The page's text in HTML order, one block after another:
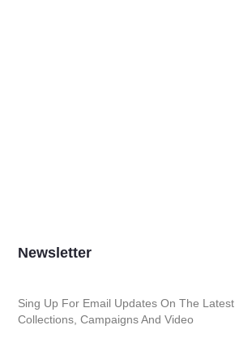
Newsletter
Sing Up For Email Updates On The Latest
Collections, Campaigns And Video